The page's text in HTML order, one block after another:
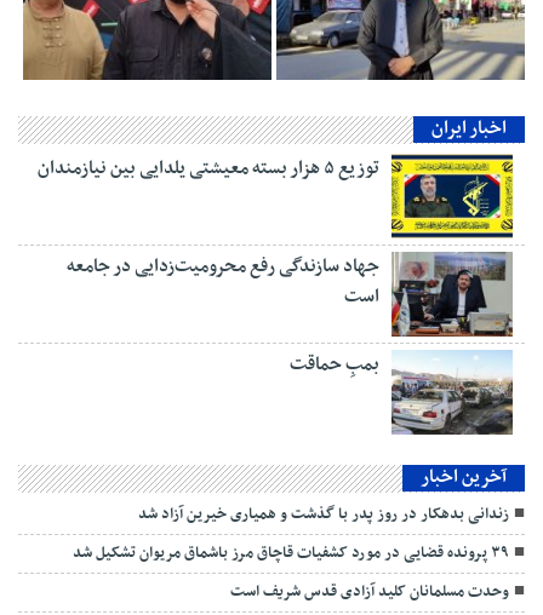
اخبار ایران
توزیع ۵ هزار بسته معیشتی یلدایی بین نیازمندان
جهاد سازندگی رفع محرومیت‌زدایی در جامعه
است
بمبِ حماقت
آخرین اخبار
زندانی بدهکار در روز پدر با گذشت و همیاری خیرین آزاد شد
۳۹ پرونده قضایی در مورد کشفیات قاچاق مرز باشماق مریوان تشکیل شد
وحدت مسلمانان کلید آزادی قدس شریف است